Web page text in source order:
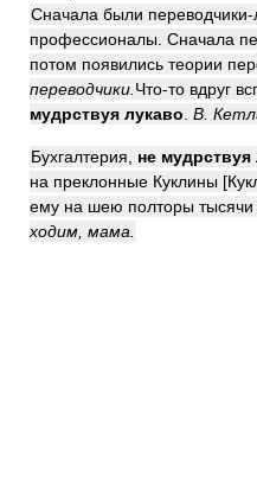
Сначала были
профессионалы. Сначала
потом появились теории
переводчики. Что-то вдруг
мудрствуя лукаво В.
Бухгалтерия, не мудрствуя
на преклонные Куклины
ему на шею полторы тысячи
ходим, мама.